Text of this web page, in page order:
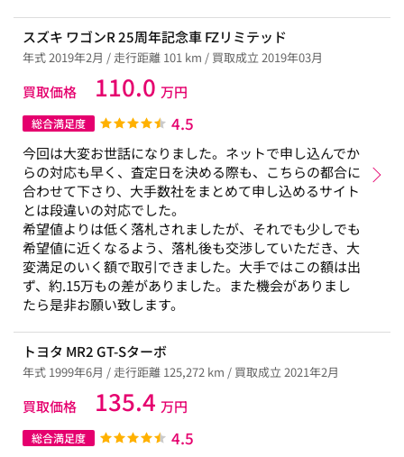
スズキ ワゴンR 25周年記念車 FZリミテッド
年式 2019年2月 / 走行距離 101 km / 買取成立 2019年03月
買取価格 110.0 万円
総合満足度 4.5
今回は大変お世話になりました。ネットで申し込んでか
らの対応も早く、査定日を決める際も、こちらの都合に
合わせて下さり、大手数社をまとめて申し込めるサイト
とは段違いの対応でした。
希望値よりは低く落札されましたが、それでも少しでも
希望値に近くなるよう、落札後も交渉していただき、大
変満足のいく額で取引できました。大手ではこの額は出
ず、約.15万もの差がありました。また機会がありまし
たら是非お願い致します。
トヨタ MR2 GT-Sターボ
年式 1999年6月 / 走行距離 125,272 km / 買取成立 2021年2月
買取価格 135.4 万円
総合満足度 4.5